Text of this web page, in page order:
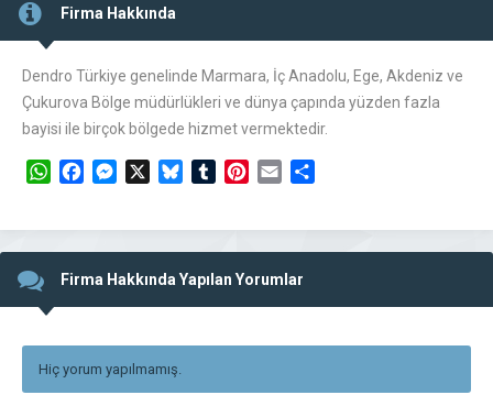
Firma Hakkında
Dendro Türkiye genelinde Marmara, İç Anadolu, Ege, Akdeniz ve
Çukurova Bölge müdürlükleri ve dünya çapında yüzden fazla
bayisi ile birçok bölgede hizmet vermektedir.
WhatsAppFacebookMessengerBlueskyTumblrPinterest
Email
Firma Hakkında Yapılan Yorumlar
Hiç yorum yapılmamış.